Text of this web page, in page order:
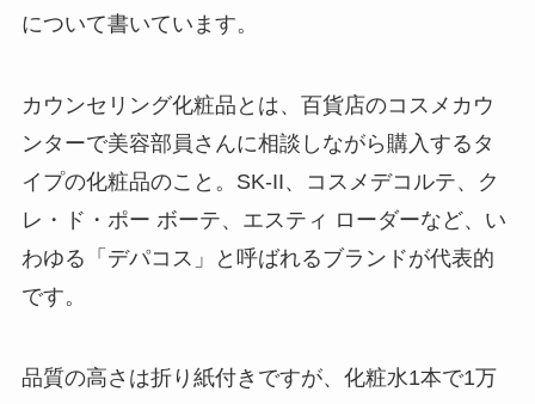
について書いています。
カウンセリング化粧品とは、百貨店のコスメカウ
ンターで美容部員さんに相談しながら購入するタ
イプの化粧品のこと。SK-II、コスメデコルテ、ク
レ・ド・ポー ボーテ、エスティ ローダーなど、い
わゆる「デパコス」と呼ばれるブランドが代表的
です。
品質の高さは折り紙付きですが、化粧水1本で1万